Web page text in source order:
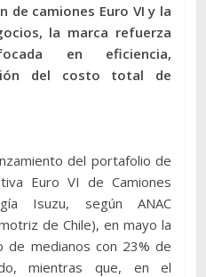
de camiones Euro VI y la
la marca refuerza
en eficiencia,
del costo total de
del portafolio de
Euro VI de Camiones
Isuzu, según ANAC
de Chile), en mayo la
de medianos con 23% de
mientras que, en el